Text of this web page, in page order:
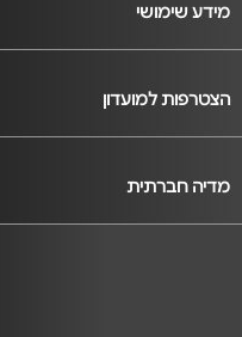
מידע שימושי
הצטרפות למועדון
מדיה חברתית